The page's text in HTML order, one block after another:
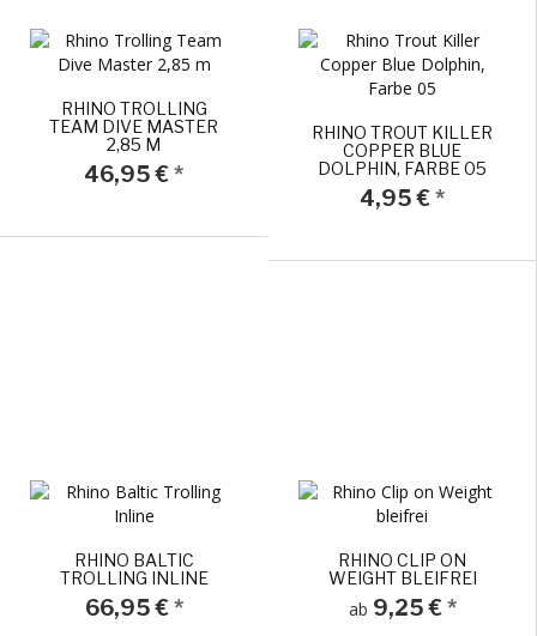
RHINO TROLLING
TEAM DIVE MASTER
2,85 M
46,95 €*
RHINO TROUT KILLER
COPPER BLUE
DOLPHIN, FARBE 05
4,95 €*
RHINO BALTIC
TROLLING INLINE
66,95 € *
RHINO CLIP ON
WEIGHT BLEIFREI
ab 9,25 € *